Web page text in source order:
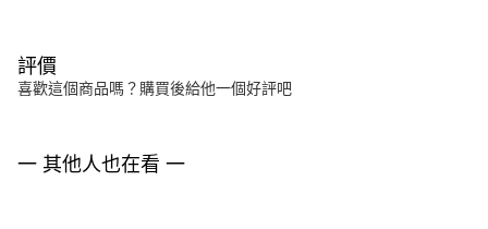
評價
喜歡這個商品嗎？購買後給他一個好評吧
一 其他人也在看 一